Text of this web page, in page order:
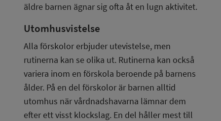
äldre barnen ägnar sig ofta åt en lugn aktivitet.
Utomhusvistelse
Alla förskolor erbjuder utevistelse, men
rutinerna kan se olika ut. Rutinerna kan också
variera inom en förskola beroende på barnens
ålder. På en del förskolor är barnen alltid
utomhus när vårdnadshavarna lämnar dem
efter ett visst klockslag. En del håller mest till